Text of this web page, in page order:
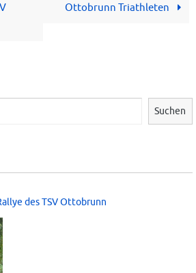
Ottobrunn Triathleten
Suchen
des TSV Ottobrunn